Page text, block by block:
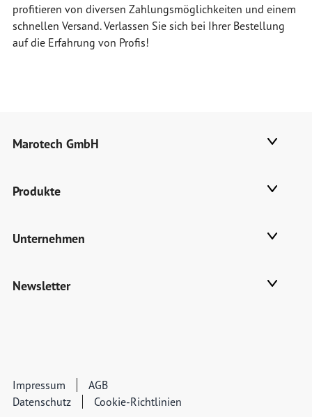
profitieren von diversen Zahlungsmöglichkeiten und einem
schnellen Versand. Verlassen Sie sich bei Ihrer Bestellung
auf die Erfahrung von Profis!
Marotech GmbH
Produkte
Unternehmen
Newsletter
Impressum
AGB
Datenschutz
Cookie-Richtlinien